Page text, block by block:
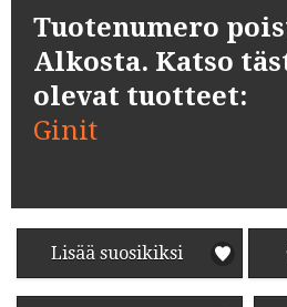
Tuotenumero
Alkosta. Katso
olevat tuotteet:
Ginit
Lisää suosikiksi